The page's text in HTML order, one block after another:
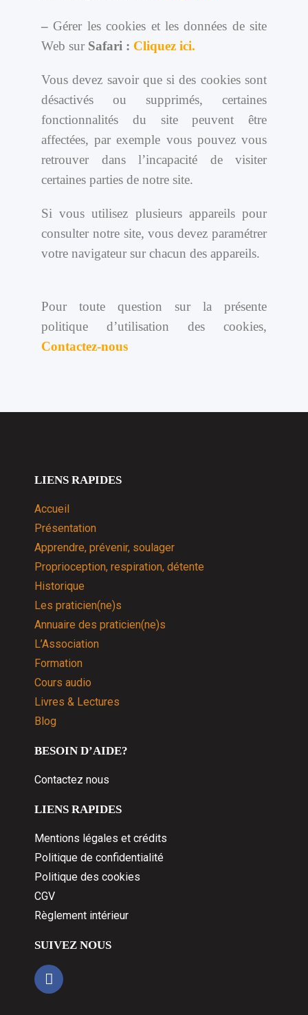
–Gérer les cookies et les données de site
Web sur Safari : Cliquez ici.
Vous devez savoir que si des cookies sont
désactivés ou supprimés, certaines
fonctionnalités du site peuvent être
affectées, par exemple vous pouvez vous
retrouver dans l’incapacité de visiter
certaines parties de notre site.
Si vous utilisez plusieurs appareils pour
consulter notre site, vous devez paramétrer
votre navigateur sur chacun des appareils.
Pour toute question sur la présente
politique d’utilisation des cookies,
Contactez-nous
LIENS RAPIDES
Accueil
Présentation
Apprendre, prévenir, soulager
Proprioception, respiration, détente
Historique
Les praticien(ne)s
Annuaire des praticien(ne)s
L’Association
Formation
Cours audio
Livres & Lectures
Blog
BESOIN D’AIDE?
Contactez nous
LIENS RAPIDES
Mentions légales et crédits
Politique de confidentialité
Politique des cookies
CGV
Règlement intérieur
SUIVEZ NOUS